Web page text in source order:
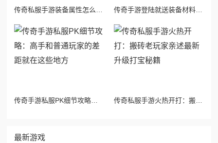
传奇手游登陆就送装备材料怎么办：白给的东西这样用战力直接起飞
传奇手游私服PK细节攻略：高手和普通玩家的差距就在这些地方 传奇私服手游火热开打：搬砖老玩家亲述最新升级打宝秘籍
最新游戏